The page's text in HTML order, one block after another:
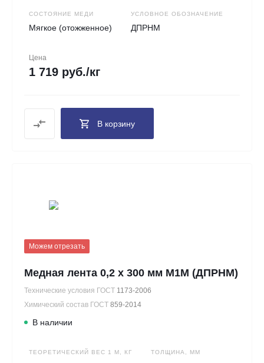
СОСТОЯНИЕ МЕДИ
Мягкое (отожженное)
УСЛОВНОЕ ОБОЗНАЧЕНИЕ
ДПРНМ
Цена
1 719 руб./кг
В корзину
Можем отрезать
Медная лента 0,2 х 300 мм М1М (ДПРНМ)
Технические условия ГОСТ 1173-2006
Химический состав ГОСТ 859-2014
В наличии
ТЕОРЕТИЧЕСКИЙ ВЕС 1 М, КГ ТОЛЩИНА, ММ